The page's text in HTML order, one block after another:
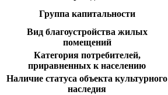
Группа капитальности
Вид благоустройства жилых
помещений
Категория потребителей,
приравненных к населению
Наличие статуса объекта культурного
наследия